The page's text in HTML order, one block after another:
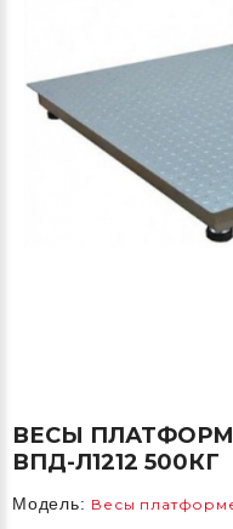
ВЕСЫ
ВПД-Л1212 500КГ
Модель: Весы